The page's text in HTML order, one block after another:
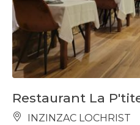
Restaurant La
INZINZAC LOCHRIST